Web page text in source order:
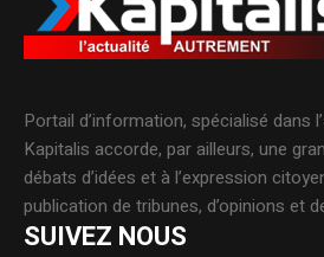
Portail d’information, spécialisé dans
Kapitalis accorde, par ailleurs, une
débats d’idées et à l’expression
publication de tribunes, d’opinions et
SUIVEZ NOUS